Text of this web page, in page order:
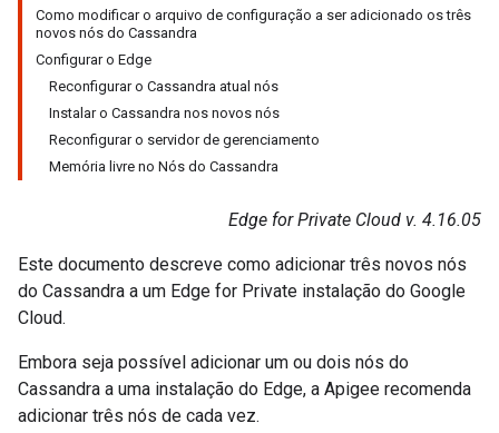
Como modificar o arquivo de configuração a ser adicionado os três
novos nós do Cassandra
Configurar o Edge
Reconfigurar o Cassandra atual nós
Instalar o Cassandra nos novos nós
Reconfigurar o servidor de gerenciamento
Memória livre no Nós do Cassandra
Edge for Private Cloud v. 4.16.05
Este documento descreve como adicionar três novos nós
do Cassandra a um Edge for Private instalação do Google
Cloud.
Embora seja possível adicionar um ou dois nós do
Cassandra a uma instalação do Edge, a Apigee recomenda
adicionar três nós de cada vez.